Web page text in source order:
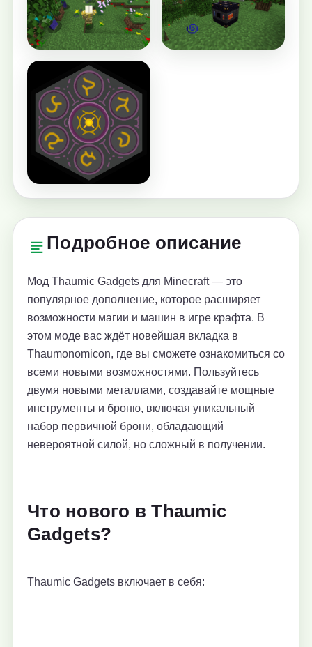
Подробное описание
Мод Thaumic Gadgets для Minecraft — это
популярное дополнение, которое расширяет
возможности магии и машин в игре крафта. В
этом моде вас ждёт новейшая вкладка в
Thaumonomicon, где вы сможете ознакомиться со
всеми новыми возможностями. Пользуйтесь
двумя новыми металлами, создавайте мощные
инструменты и броню, включая уникальный
набор первичной брони, обладающий
невероятной силой, но сложный в получении.
Что нового в Thaumic
Gadgets?
Thaumic Gadgets включает в себя: